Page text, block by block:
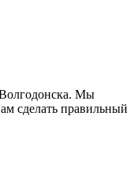
Мы
сделать правильный